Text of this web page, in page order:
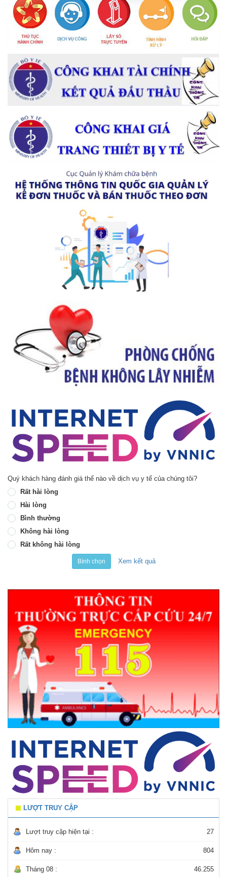
Quý khách hàng đánh giá thế nào về dịch vụ y tế của chúng tôi?
Rất hài lòng
Hài lòng
Bình thường
Không hài lòng
Rất không hài lòng
Bình chọn Xem kết quả
LƯỢT TRUY CẬP
Lượt truy cập hiện tại : 27
Hôm nay : 804
Tháng 08 : 46.255